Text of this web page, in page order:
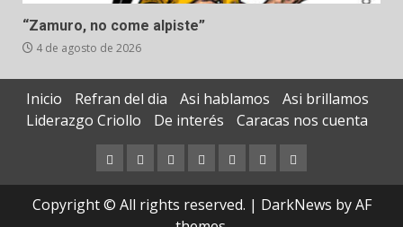
“Zamuro, no come alpiste”
4 de agosto de 2026
Inicio Refran del dia Asi hablamos
Asi brillamos
Liderazgo Criollo
De interés Caracas nos cuenta
InicioRefran
del
dia
Asi
hablamos
Asi
brillamos
Liderazgo
Criollo
De
interés
Caracas
nos
cuenta
Copyright © All rights reserved. | DarkNews by AF